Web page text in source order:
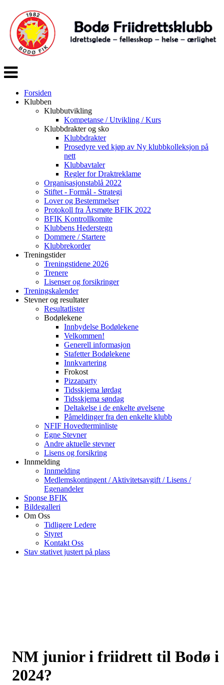
Veksle
navigasjon
Forsiden
Klubben
Klubbutvikling
Kompetanse / Utvikling / Kurs
Klubbdrakter og sko
Klubbdrakter
Prosedyre ved kjøp av Ny klubbkolleksjon på
nett
Klubbavtaler
Regler for Draktreklame
Organisasjonstablå 2022
Stiftet - Formål - Strategi
Lover og Bestemmelser
Protokoll fra Årsmøte BFIK 2022
BFIK Kontrollkomite
Klubbens Hederstegn
Dommere / Startere
Klubbrekorder
Treningstider
Treningstidene 2026
Trenere
Lisenser og forsikringer
Treningskalender
Stevner og resultater
Resultatlister
Bodølekene
Innbydelse Bodølekene
Velkommen!
Generell informasjon
Stafetter Bodølekene
Innkvartering
Frokost
Pizzaparty
Tidsskjema lørdag
Tidsskjema søndag
Deltakelse i de enkelte øvelsene
Påmeldinger fra den enkelte klubb
NFIF Hovedterminliste
Egne Stevner
Andre aktuelle stevner
Lisens og forsikring
Innmelding
Innmelding
Medlemskontingent / Aktivitetsavgift / Lisens /
Egenandeler
Sponse BFIK
Bildegalleri
Om Oss
Tidligere Ledere
Styret
Kontakt Oss
Stav stativet justert på plass
NM junior i friidrett til Bodø i
2024?